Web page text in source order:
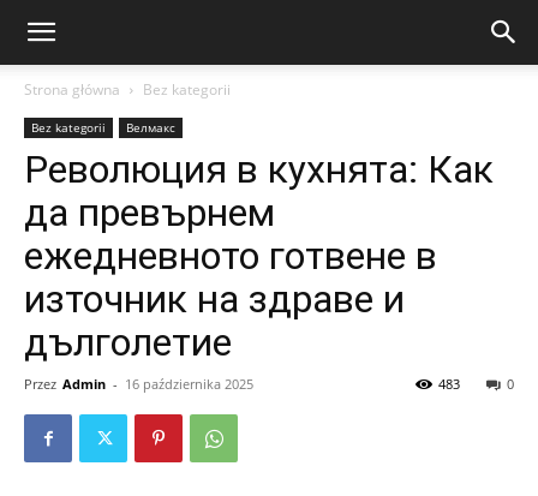
Strona główna Bez kategorii
Bez kategorii Велмакс
Революция в кухнята: Как
да превърнем
ежедневното готвене в
източник на здраве и
дълголетие
Przez Admin - 16 października 2025 0
483